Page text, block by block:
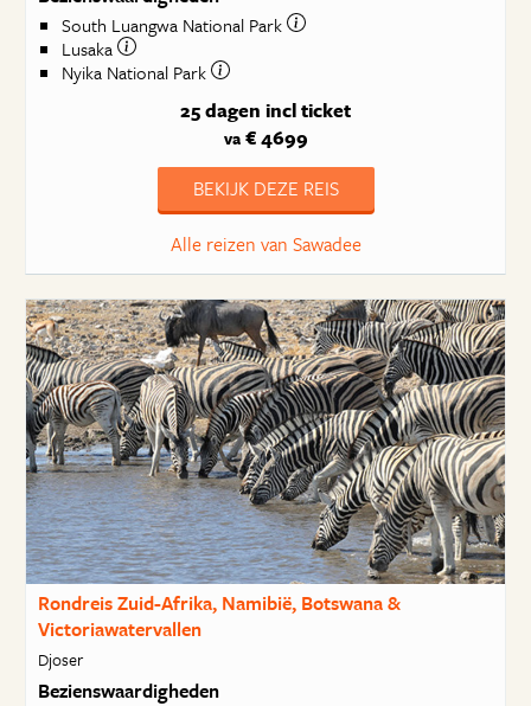
South Luangwa National Park
Lusaka
Nyika National Park
25 dagen incl ticket
va€ 4699
BEKIJK DEZE REIS
Alle reizen van Sawadee
Rondreis Zuid-Afrika, Namibië, Botswana &
Victoriawatervallen
Djoser
Bezienswaardigheden